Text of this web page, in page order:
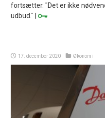
fortsætter. "Det er ikke
udbud." |
17. december 2020 Økonomi